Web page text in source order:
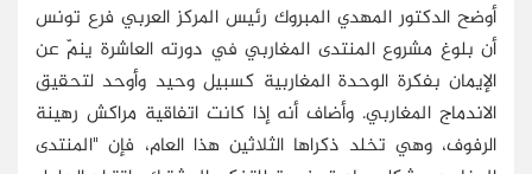
أوضح الدكتور المهدي المبروك رئيس المركز العربي فرع تونس
أن بلوغ مشروع المنتدى المغاربي في دورته العاشرة ينمّ عن
الإيمان بفكرة الوحدة المغاربية كسبيل وحيد وأوحد لتحقيق
الاندماج المغاربي. وأضاف أنه إذا كانت اتفاقية مراكش رهينة
الرفوف، وهي تخلد ذكراها الثلاثين هذا العام، فإن "المنتدى